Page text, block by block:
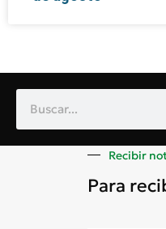
Recibir
Para